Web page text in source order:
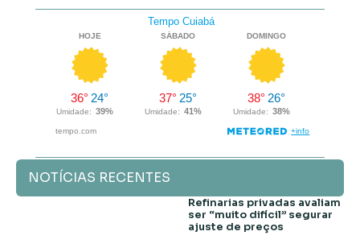
NOTÍCIAS RECENTES
Refinarias privadas avaliam
ser “muito difícil” segurar
ajuste de preços